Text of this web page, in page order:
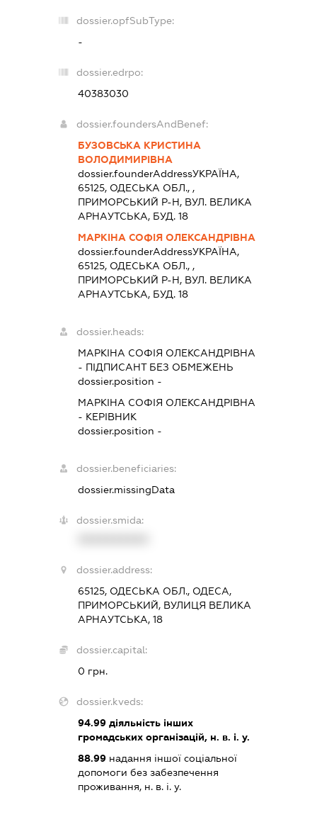
dossier.opfSubType:
-
dossier.edrpo:
40383030
dossier.foundersAndBenef:
БУЗОВСЬКА КРИСТИНА
ВОЛОДИМИРІВНА
dossier.founderAddressУКРАЇНА,
65125, ОДЕСЬКА ОБЛ., ,
ПРИМОРСЬКИЙ Р-Н, ВУЛ. ВЕЛИКА
АРНАУТСЬКА, БУД. 18
МАРКІНА СОФІЯ ОЛЕКСАНДРІВНА
dossier.founderAddressУКРАЇНА,
65125, ОДЕСЬКА ОБЛ., ,
ПРИМОРСЬКИЙ Р-Н, ВУЛ. ВЕЛИКА
АРНАУТСЬКА, БУД. 18
dossier.heads:
МАРКІНА СОФІЯ ОЛЕКСАНДРІВНА
- ПІДПИСАНТБЕЗ ОБМЕЖЕНЬ
dossier.position -
МАРКІНА СОФІЯ ОЛЕКСАНДРІВНА
- КЕРІВНИК
dossier.position -
dossier.beneficiaries:
dossier.missingData
dossier.smida:
dossier.address:
65125, ОДЕСЬКА ОБЛ., ОДЕСА,
ПРИМОРСЬКИЙ, ВУЛИЦЯ ВЕЛИКА
АРНАУТСЬКА, 18
dossier.capital:
0 грн.
dossier.kveds:
94.99 діяльність інших
громадських організацій, н. в. і. у.
88.99 надання іншої соціальної
допомоги без забезпечення
проживання, н. в. і. у.